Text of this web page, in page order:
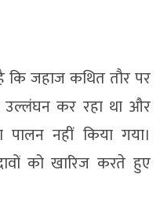
कि जहाज कथित तौर पर
उल्लंघन कर रहा था और
पालन नहीं किया गया।
को खारिज करते हुए